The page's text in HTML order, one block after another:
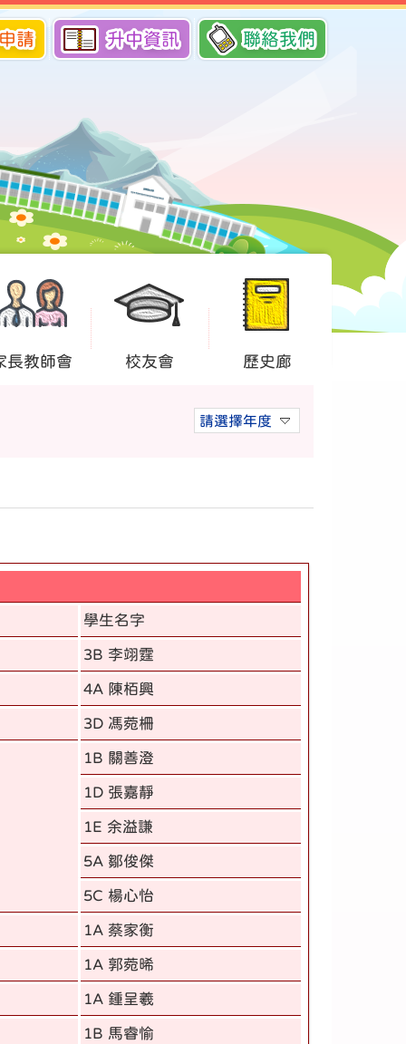
請 升中資訊 聯絡我們
長教師會 校友會 歷史廊
請選擇年度
學生名字
3B 李翊霆
4A 陳栢興
3D 馮菀柵
1B 關善澄
1D 張嘉靜
1E 余溢謙
5A 鄒俊傑
5C 楊心怡
1A 蔡家衡
1A 郭菀晞
1A 鍾呈羲
1B 馬睿愉